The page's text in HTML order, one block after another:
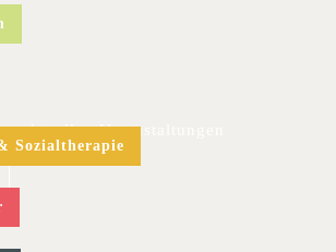
aktuellen Veranstaltungen
Sozialtherapie